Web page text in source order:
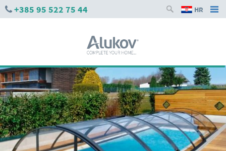
+385 95 522 75 44 HR